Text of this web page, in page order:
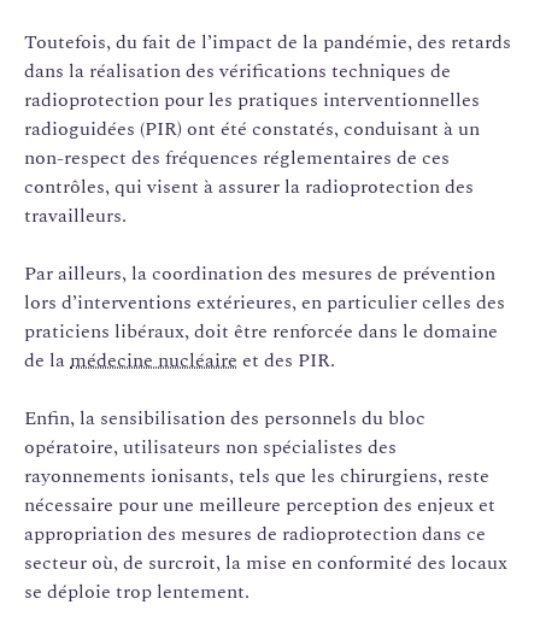
Toutefois, du fait de l’impact de la pandémie, des retards
dans la réalisation des vérifications techniques de
radioprotection pour les pratiques interventionnelles
radioguidées (PIR) ont été constatés, conduisant à un
non-respect des fréquences réglementaires de ces
contrôles, qui visent à assurer la radioprotection des
travailleurs.
Par ailleurs, la coordination des mesures de prévention
lors d’interventions extérieures, en particulier celles des
praticiens libéraux, doit être renforcée dans le domaine
de lamédecine nucléaire et des PIR.
Enfin, la sensibilisation des personnels du bloc
opératoire, utilisateurs non spécialistes des
rayonnements ionisants, tels que les chirurgiens, reste
nécessaire pour une meilleure perception des enjeux et
appropriation des mesures de radioprotection dans ce
secteur où, de surcroit, la mise en conformité des locaux
se déploie trop lentement.